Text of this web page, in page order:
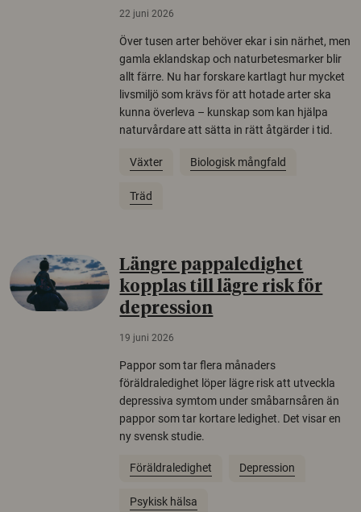
22 juni 2026
Över tusen arter behöver ekar i sin närhet, men
gamla eklandskap och naturbetesmarker blir
allt färre. Nu har forskare kartlagt hur mycket
livsmiljö som krävs för att hotade arter ska
kunna överleva – kunskap som kan hjälpa
naturvårdare att sätta in rätt åtgärder i tid.
Växter Biologisk mångfald
Träd
Längre pappaledighet
kopplas till lägre risk för
depression
19 juni 2026
Pappor som tar flera månaders
föräldraledighet löper lägre risk att utveckla
depressiva symtom under småbarnsåren än
pappor som tar kortare ledighet. Det visar en
ny svensk studie.
Föräldraledighet Depression
Psykisk hälsa